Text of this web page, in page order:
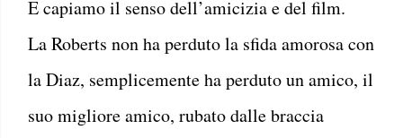
E capiamo il senso dell’amicizia e del film.
La Roberts non ha perduto la sfida amorosa con
la Diaz, semplicemente ha perduto un amico, il
suo migliore amico, rubato dalle braccia